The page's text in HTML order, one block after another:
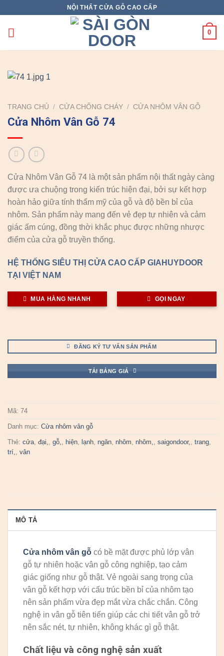
content
NỘI THẤT CỬA GỖ CAO CẤP
0
TRANG CHỦ / CỬA CHỐNG CHÁY / CỬA NHÔM VÂN GỖ
Cửa Nhôm Vân Gỗ 74
Cửa Nhôm Vân Gỗ 74 là một sản phẩm nội thất ngày càng
được ưa chuộng trong kiến trúc hiện đại, bởi sự kết hợp
hoàn hảo giữa tính thẩm mỹ của gỗ và độ bền bỉ của
nhôm. Sản phẩm này mang đến vẻ đẹp tự nhiên và cảm
giác ấm cúng, đồng thời khắc phục được những nhược
điểm của cửa gỗ truyền thống.
HỆ THỐNG SIÊU THỊ CỬA CAO CẤP GIAHUYDOOR
TẠI VIỆT NAM
MUA HÀNG NHANH GỌI NGAY
ĐĂNG KÝ TƯ VẤN SẢN PHẨM
TẢI BẢNG GIÁ
Mã: 74
Danh mục: Cửa nhôm vân gỗ
Thẻ: cửa, đại,, gỗ,, hiện, lạnh, ngăn, nhôm, nhôm,, saigondoor,, trang,
trí,, vân
MÔ TẢ
Cửa nhôm vân gỗ có bề mặt được phủ lớp vân
gỗ tự nhiên hoặc vân gỗ công nghiệp, tạo cảm
giác giống như gỗ thật. Vẻ ngoài sang trọng của
vân gỗ kết hợp với cấu trúc bền bỉ của nhôm tạo
nên sản phẩm vừa đẹp mắt vừa chắc chắn. Công
nghệ in vân gỗ tiên tiến giúp các chi tiết vân gỗ trở
nên sắc nét, tự nhiên, không khác gì gỗ thật.
Chất liệu và công nghệ sản xuất